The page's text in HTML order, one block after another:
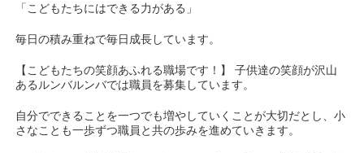
「こどもたちにはできる力がある」
毎日の積み重ねで毎日成長しています。
【こどもたちの笑顔あふれる職場です！】 子供達の笑顔が沢山
あるルンバルンバでは職員を募集しています。
自分でできることを一つでも増やしていくことが大切だとし、小
さなことも一歩ずつ職員と共の歩みを進めていきます。